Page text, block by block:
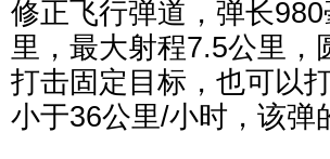
修正飞行弹道，弹长
里，最大射程7.5公里
打击固定目标，也可以
小于36公里/小时，该弹